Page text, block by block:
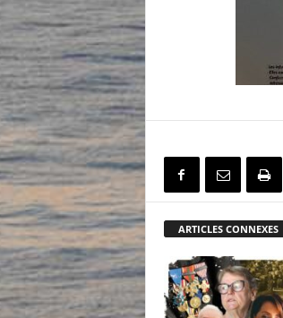
ARTICLES CONNEXES